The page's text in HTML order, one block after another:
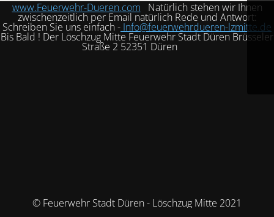
www.Feuerwehr-Dueren.com Natürlich stehen wir Ihnen
zwischenzeitlich per Email natürlich Rede und Antwort:
Schreiben Sie uns einfach - Info@feuerwehrdueren-lzmitte.de
Bis Bald ! Der Löschzug Mitte Feuerwehr Stadt Düren Brüsseler
Straße 2 52351 Düren
© Feuerwehr Stadt Düren - Löschzug Mitte 2021